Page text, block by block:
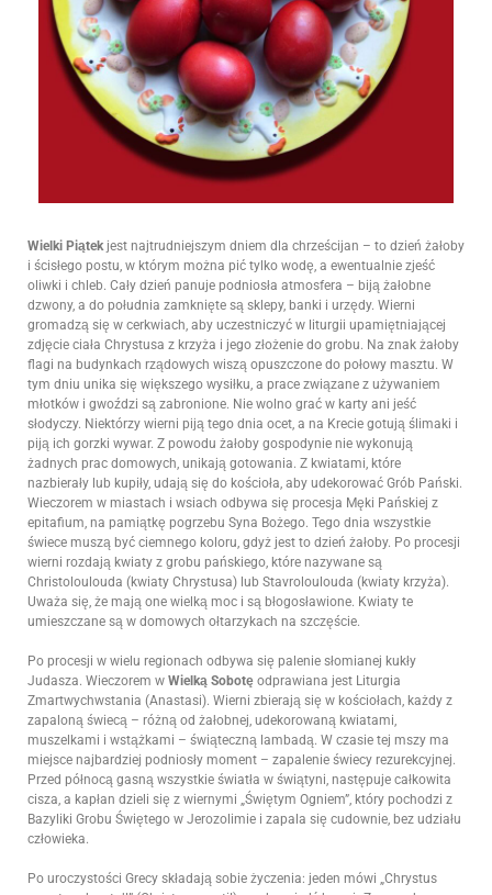
Wielki Piątek jest najtrudniejszym dniem dla chrześcijan – to dzień żałoby
i ścisłego postu, w którym można pić tylko wodę, a ewentualnie zjeść
oliwki i chleb. Cały dzień panuje podniosła atmosfera – biją żałobne
dzwony, a do południa zamknięte są sklepy, banki i urzędy. Wierni
gromadzą się w cerkwiach, aby uczestniczyć w liturgii upamiętniającej
zdjęcie ciała Chrystusa z krzyża i jego złożenie do grobu. Na znak żałoby
flagi na budynkach rządowych wiszą opuszczone do połowy masztu. W
tym dniu unika się większego wysiłku, a prace związane z używaniem
młotków i gwoździ są zabronione. Nie wolno grać w karty ani jeść
słodyczy. Niektórzy wierni piją tego dnia ocet, a na Krecie gotują ślimaki i
piją ich gorzki wywar. Z powodu żałoby gospodynie nie wykonują
żadnych prac domowych, unikają gotowania. Z kwiatami, które
nazbierały lub kupiły, udają się do kościoła, aby udekorować Grób Pański.
Wieczorem w miastach i wsiach odbywa się procesja Męki Pańskiej z
epitafium, na pamiątkę pogrzebu Syna Bożego. Tego dnia wszystkie
świece muszą być ciemnego koloru, gdyż jest to dzień żałoby. Po procesji
wierni rozdają kwiaty z grobu pańskiego, które nazywane są
Christoloulouda (kwiaty Chrystusa) lub Stavroloulouda (kwiaty krzyża).
Uważa się, że mają one wielką moc i są błogosławione. Kwiaty te
umieszczane są w domowych ołtarzykach na szczęście.
Po procesji w wielu regionach odbywa się palenie słomianej kukły
Judasza. Wieczorem w Wielką Sobotę odprawiana jest Liturgia
Zmartwychwstania (Anastasi). Wierni zbierają się w kościołach, każdy z
zapaloną świecą – różną od żałobnej, udekorowaną kwiatami,
muszelkami i wstążkami – świąteczną lambadą. W czasie tej mszy ma
miejsce najbardziej podniosły moment – zapalenie świecy rezurekcyjnej.
Przed północą gasną wszystkie światła w świątyni, następuje całkowita
cisza, a kapłan dzieli się z wiernymi „Świętym Ogniem”, który pochodzi z
Bazyliki Grobu Świętego w Jerozolimie i zapala się cudownie, bez udziału
człowieka.
Po uroczystości Grecy składają sobie życzenia: jeden mówi „Chrystus